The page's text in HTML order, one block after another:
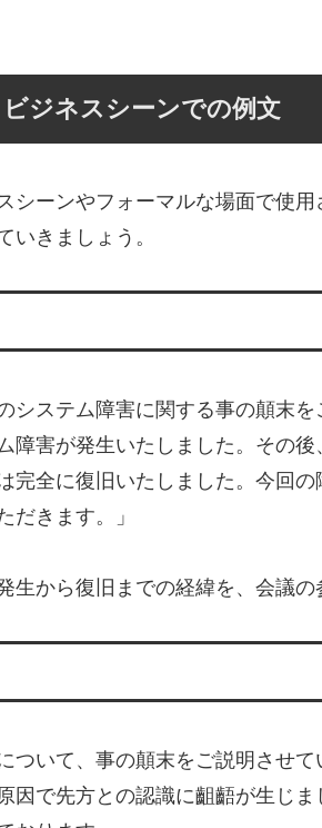
ジネスシーンでの例文
シーンやフォーマルな場面で使
いきましょう。
システム障害に関する事の顛末
障害が発生いたしました。その
完全に復旧いたしました。今回
だきます。」
生から復旧までの経緯を、会議の
ついて、事の顛末をご説明させ
因で先方との認識に齟齬が生じ